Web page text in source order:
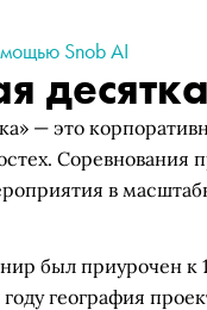
Snob AI
десятка
— это
Соревнования
в
был приурочен к
география